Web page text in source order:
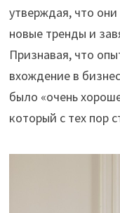
утверждая, что
новые тренды и
Признавая, что
вхождение в
было «очень
который с тех пор